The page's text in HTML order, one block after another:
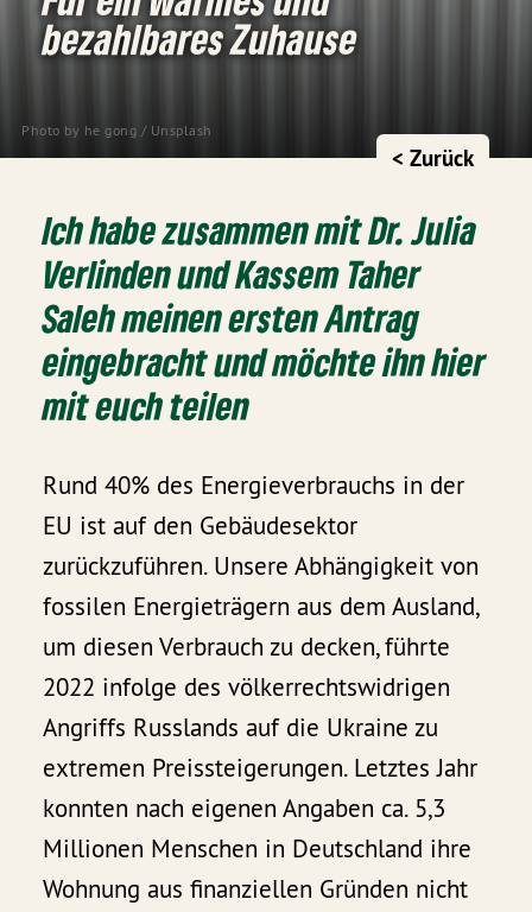
Photo by he gong / Unsplash
bezahlbares Zuhause
< Zurück
Ich habe zusammen mit Dr. Julia
Verlinden und Kassem Taher
Saleh meinen ersten Antrag
eingebracht und möchte ihn hier
mit euch teilen
Rund 40% des Energieverbrauchs in der
EU ist auf den Gebäudesektor
zurückzuführen. Unsere Abhängigkeit von
fossilen Energieträgern aus dem Ausland,
um diesen Verbrauch zu decken, führte
2022 infolge des völkerrechtswidrigen
Angriffs Russlands auf die Ukraine zu
extremen Preissteigerungen. Letztes Jahr
konnten nach eigenen Angaben ca. 5,3
Millionen Menschen in Deutschland ihre
Wohnung aus finanziellen Gründen nicht